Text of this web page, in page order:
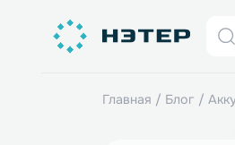
Главная/Блог/